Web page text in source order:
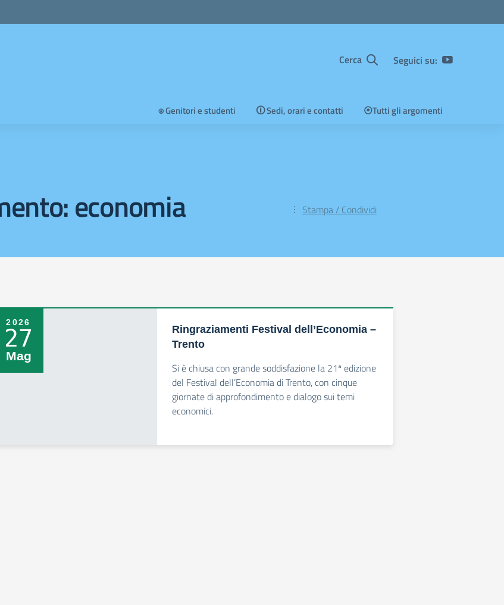
Cerca Seguici su:
⍟ Genitori e studenti 🛈 Sedi, orari e contatti ⦿Tutti gli argomenti
economia Stampa / Condividi
2026
27
Mag
Ringraziamenti Festival dell’Economia –
Trento
Si è chiusa con grande soddisfazione la 21ª edizione
del Festival dell’Economia di Trento, con cinque
giornate di approfondimento e dialogo sui temi
economici.